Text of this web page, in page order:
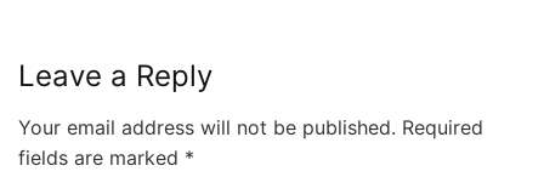
Leave a Reply
Your email address will not be published. Required
fields are marked *